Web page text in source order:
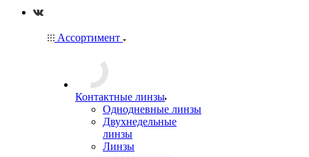
Ассортимент
Контактные линзы
Однодневные линзы
Двухнедельные
линзы
Линзы